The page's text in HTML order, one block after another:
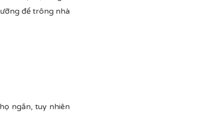
để trông nhà
ngắn, tuy nhiên